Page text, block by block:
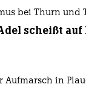
bei Thurn und
scheißt
Aufmarsch in